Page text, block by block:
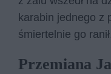
karabin jednego z
śmiertelnie go ranił.
Przemiana